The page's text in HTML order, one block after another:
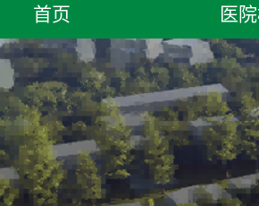
首页 医